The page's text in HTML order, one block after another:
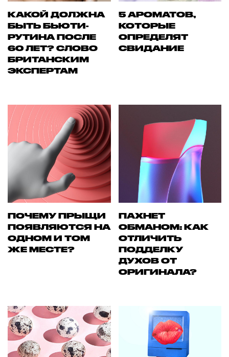
КАКОЙ ДОЛЖНА
БЫТЬ БЬЮТИ-
РУТИНА ПОСЛЕ
60 ЛЕТ? СЛОВО
БРИТАНСКИМ
ЭКСПЕРТАМ
5 АРОМАТОВ,
КОТОРЫЕ
ОПРЕДЕЛЯТ
СВИДАНИЕ
ПОЧЕМУ ПРЫЩИ
ПОЯВЛЯЮТСЯ НА
ОДНОМ И ТОМ
ЖЕ МЕСТЕ?
ПАХНЕТ
ОБМАНОМ: КАК
ОТЛИЧИТЬ
ПОДДЕЛКУ
ДУХОВ ОТ
ОРИГИНАЛА?